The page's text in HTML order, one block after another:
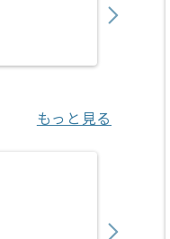
もっと見る